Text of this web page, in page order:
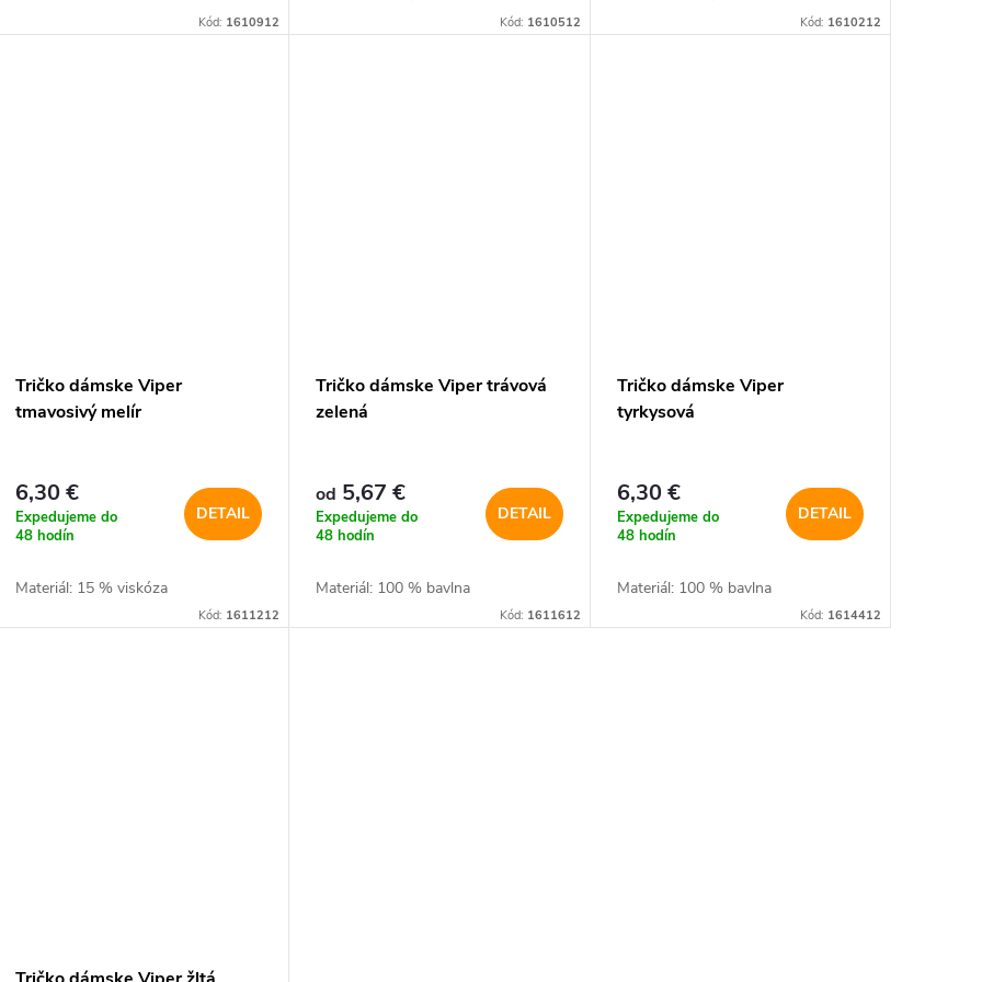
Kód: 1610912 Kód: 1610512 Kód: 1610212
Tričko dámske Viper
tmavosivý melír
6,30 €
Expedujeme do
48 hodín
DETAIL
Materiál: 15 % viskóza
Kód: 1611212
Tričko dámske Viper trávová
zelená
od 5,67 €
Expedujeme do
48 hodín
DETAIL
Materiál: 100 % bavlna
Kód: 1611612
Tričko dámske Viper
tyrkysová
6,30 €
Expedujeme do
48 hodín
DETAIL
Materiál: 100 % bavlna
Kód: 1614412